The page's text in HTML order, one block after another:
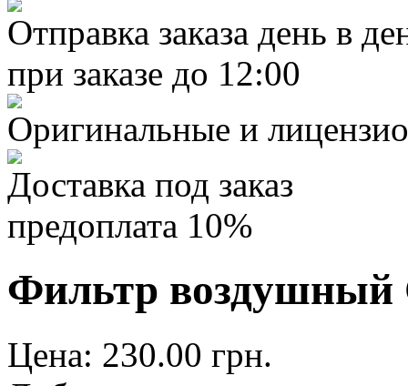
Отправка заказа день в
при заказе до 12:00
Оригинальные и
Доставка под заказ
предоплата 10%
Фильтр воздушный
Цена: 230.00 грн.